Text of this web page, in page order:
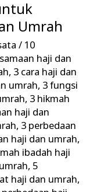
Umrah
/ 10
haji dan
, 3 cara haji dan
umrah, 3 fungsi
, 3 hikmah
haji dan
, 3 perbedaan
haji dan umrah,
ibadah haji
, 5
haji dan umrah,